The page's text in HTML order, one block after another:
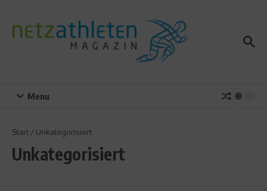
Menu
Start / Unkategorisiert
Unkategorisiert